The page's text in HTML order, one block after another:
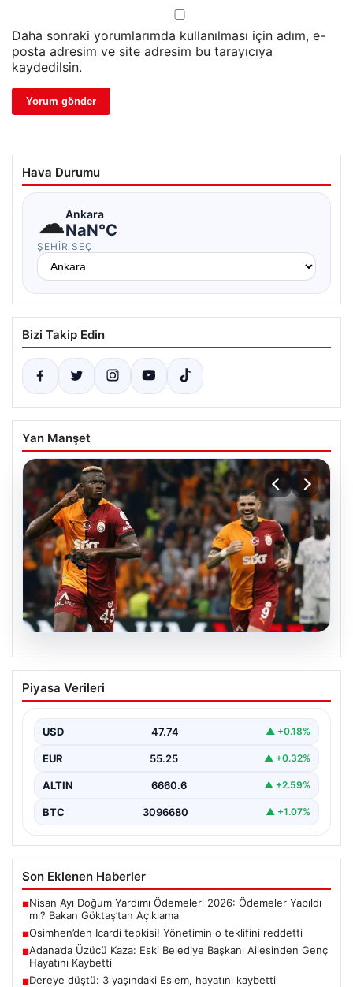
Daha sonraki yorumlarımda kullanılması için adım, e-
posta adresim ve site adresim bu tarayıcıya
kaydedilsin.
Hava Durumu
☁Ankara
NaN°C
ŞEHIR SEÇ
Bizi Takip Edin
Yan Manşet
Osimhen’den Icardi tepkisi! Yönetimin o
teklifini reddetti
Piyasa Verileri
USD 47.74 ▲ +0.18%
EUR 55.25 ▲ +0.32%
ALTIN 6660.6 ▲ +2.59%
BTC 3096680 ▲ +1.07%
Son Eklenen Haberler
■Nisan Ayı Doğum Yardımı Ödemeleri 2026: Ödemeler Yapıldı
mı? Bakan Göktaş’tan Açıklama
■Osimhen’den Icardi tepkisi! Yönetimin o teklifini reddetti
■Adana’da Üzücü Kaza: Eski Belediye Başkanı Ailesinden Genç
Hayatını Kaybetti
■Dereye düştü: 3 yaşındaki Eslem, hayatını kaybetti